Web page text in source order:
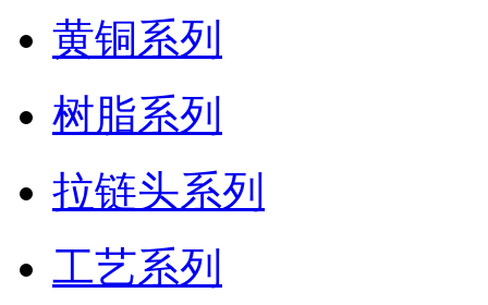
黄铜系列
树脂系列
拉链头系列
工艺系列